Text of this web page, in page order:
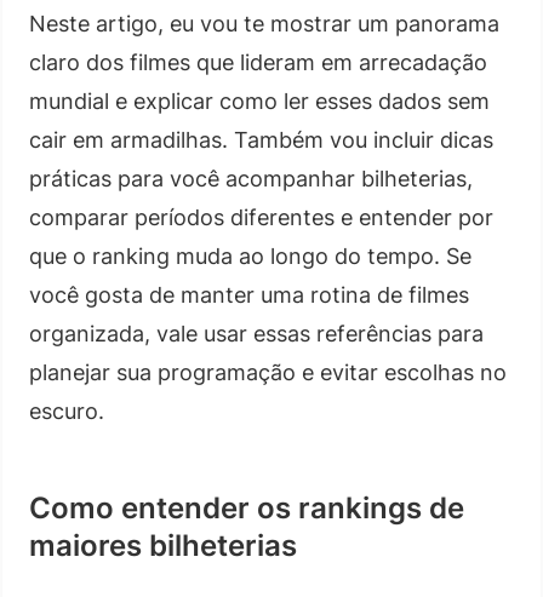
Neste artigo, eu vou te mostrar um panorama
claro dos filmes que lideram em arrecadação
mundial e explicar como ler esses dados sem
cair em armadilhas. Também vou incluir dicas
práticas para você acompanhar bilheterias,
comparar períodos diferentes e entender por
que o ranking muda ao longo do tempo. Se
você gosta de manter uma rotina de filmes
organizada, vale usar essas referências para
planejar sua programação e evitar escolhas no
escuro.
Como entender os rankings de
maiores bilheterias